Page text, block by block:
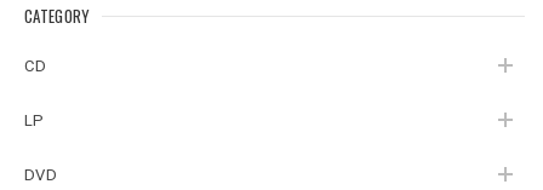
CATEGORY
CD
LP
DVD
la Ribera』
（007RECORDS-27）